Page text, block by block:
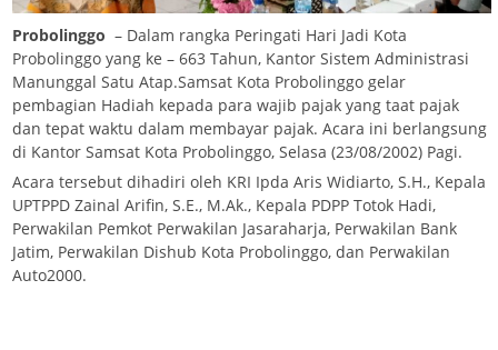
Probolinggo – Dalam rangka Peringati Hari Jadi Kota
Probolinggo yang ke – 663 Tahun, Kantor Sistem Administrasi
Manunggal Satu Atap.Samsat Kota Probolinggo gelar
pembagian Hadiah kepada para wajib pajak yang taat pajak
dan tepat waktu dalam membayar pajak. Acara ini berlangsung
di Kantor Samsat Kota Probolinggo, Selasa (23/08/2002) Pagi.
Acara tersebut dihadiri oleh KRI Ipda Aris Widiarto, S.H., Kepala
UPTPPD Zainal Arifin, S.E., M.Ak., Kepala PDPP Totok Hadi,
Perwakilan Pemkot Perwakilan Jasaraharja, Perwakilan Bank
Jatim, Perwakilan Dishub Kota Probolinggo, dan Perwakilan
Auto2000.